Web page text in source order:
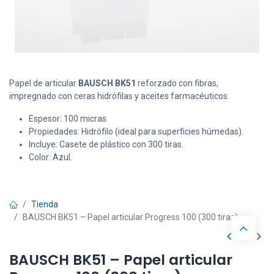
Papel de articular BAUSCH BK51 reforzado con fibras,
impregnado con ceras hidrófilas y aceites farmacéuticos.
Espesor: 100 micras.
Propiedades: Hidrófilo (ideal para superficies húmedas).
Incluye: Casete de plástico con 300 tiras.
Color: Azul.
Tienda
BAUSCH BK51 – Papel articular Progress 100 (300 tiras)
BAUSCH BK51 – Papel articular